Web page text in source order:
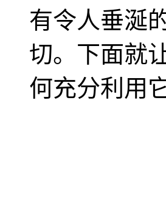
有令人垂涎
切。下面就
何充分利用